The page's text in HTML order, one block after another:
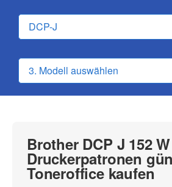
Brother DCP J 152 W
Druckerpatronen
Toneroffice kaufen